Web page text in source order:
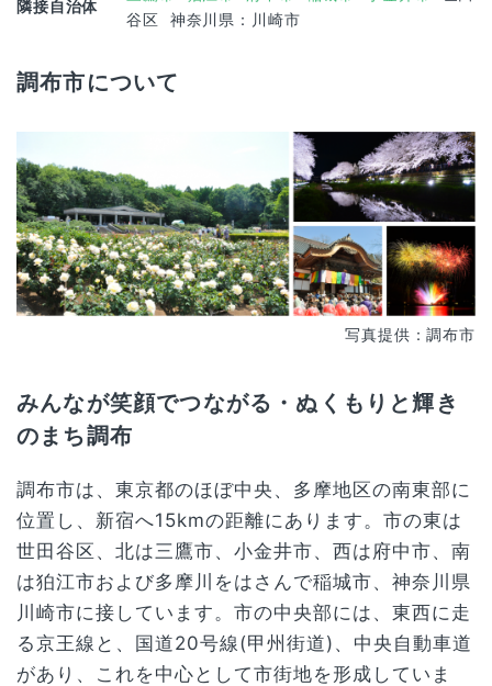
隣接自治体
谷区
神奈川県：川崎市
調布市について
写真提供：調布市
みんなが笑顔でつながる・ぬくもりと輝き
のまち調布
調布市は、東京都のほぼ中央、多摩地区の南東部に
位置し、新宿へ15kmの距離にあります。市の東は
世田谷区、北は三鷹市、小金井市、西は府中市、南
は狛江市および多摩川をはさんで稲城市、神奈川県
川崎市に接しています。市の中央部には、東西に走
る京王線と、国道20号線(甲州街道)、中央自動車道
があり、これを中心として市街地を形成していま